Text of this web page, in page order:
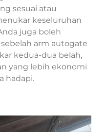
sesuai atau
keseluruhan
juga boleh
arm autogate
kedua-dua belah,
yang lebih ekonomi
hadapi.